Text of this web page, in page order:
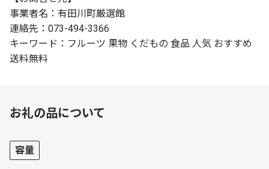
事業者名：有田川町厳選館
連絡先：073-494-3366
キーワード：フルーツ 果物 くだもの 食品 人気 おすすめ
送料無料
お礼の品について
容量